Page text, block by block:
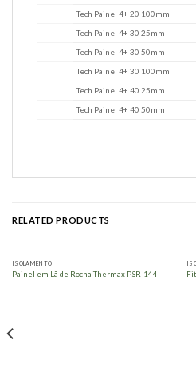
Tech Painel 4+ 20 100mm
Tech Painel 4+ 30 25mm
Tech Painel 4+ 30 50mm
Tech Painel 4+ 30 100mm
Tech Painel 4+ 40 25mm
Tech Painel 4+ 40 50mm
RELATED PRODUCTS
ISOLAMENTO
Painel em Lã de Rocha Thermax PSR-144